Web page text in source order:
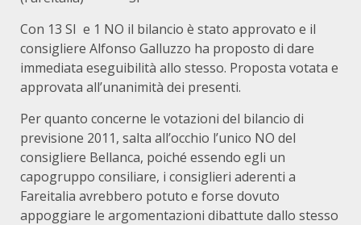
Con 13 SI e 1 NO il bilancio è stato approvato e il
consigliere Alfonso Galluzzo ha proposto di dare
immediata eseguibilità allo stesso. Proposta votata e
approvata all’unanimità dei presenti.
Per quanto concerne le votazioni del bilancio di
previsione 2011, salta all’occhio l’unico NO del
consigliere Bellanca, poiché essendo egli un
capogruppo consiliare, i consiglieri aderenti a
Fareitalia avrebbero potuto e forse dovuto
appoggiare le argomentazioni dibattute dallo stesso